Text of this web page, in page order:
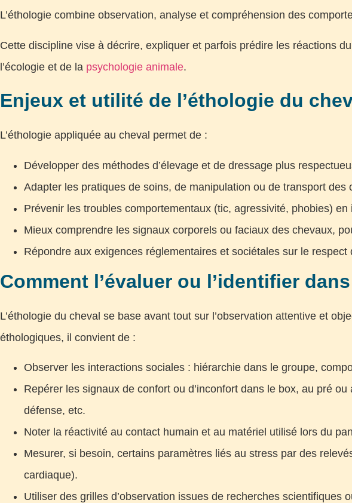
L’éthologie combine observation, analyse et compréhension des
Cette discipline vise à décrire, expliquer et parfois prédire les réactions
l’écologie et de la psychologie animale.
Enjeux et utilité de l’éthologie du
L’éthologie appliquée au cheval permet de :
Développer des méthodes d’élevage et de dressage plus
Adapter les pratiques de soins, de manipulation ou de transport
Prévenir les troubles comportementaux (tic, agressivité, phobies)
Mieux comprendre les signaux corporels ou faciaux des chevaux,
Répondre aux exigences réglementaires et sociétales sur le respect
Comment l’évaluer ou l’identifier
L’éthologie du cheval se base avant tout sur l’observation attentive et
éthologiques, il convient de :
Observer les interactions sociales : hiérarchie dans le groupe,
Repérer les signaux de confort ou d’inconfort dans le box, au pré ou
défense, etc.
Noter la réactivité au contact humain et au matériel utilisé lors du
Mesurer, si besoin, certains paramètres liés au stress par des
cardiaque).
Utiliser des grilles d’observation issues de recherches scientifiques